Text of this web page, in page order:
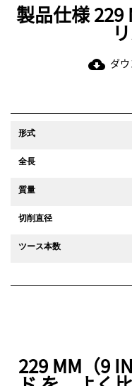
製品仕様 229
cloud_download ダ
形式
全長
質量
切削直径
ツース本数
229 MM（9